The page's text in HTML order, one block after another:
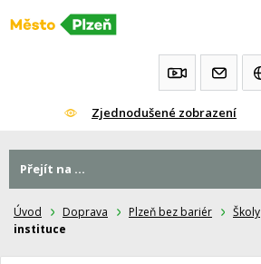
Přeskočit
Zjednodušené zobrazení
Úvod Doprava Plzeň bez bariér Školy
instituce
Přejít na ...